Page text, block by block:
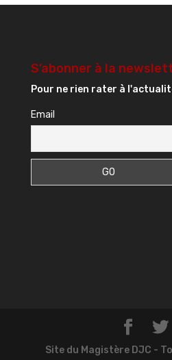
S’abonner à la
Pour ne rien rater à
Email
Site du Magistère DJC -